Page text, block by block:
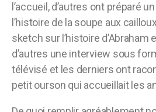
l’accueil, d’autres ont préparé
l’histoire de la soupe aux
sketch sur l’histoire d’Abraham
d’autres une interview sous
télévisé et les derniers ont
petit ourson qui accueillait les